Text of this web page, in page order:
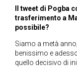
Il tweet di Pogba
trasferimento a
possibile?
Siamo a metà
benissimo e
quello decisivo di